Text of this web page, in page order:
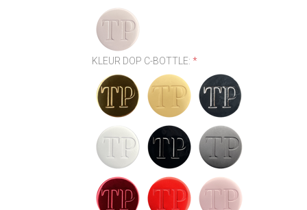
KLEUR DOP C-BOTTLE:*